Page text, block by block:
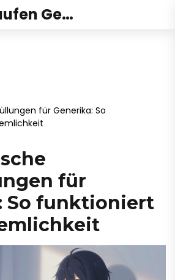
Clever Einkaufen Gesundheit
für Generika: So
für
So funktioniert